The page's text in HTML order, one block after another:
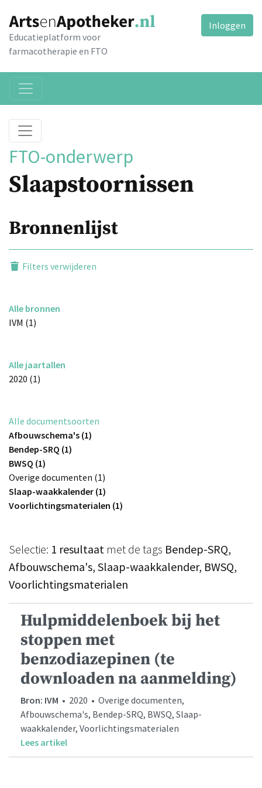
Educatieplatform voor
farmacotherapie en FTO
Inloggen
FTO-onderwerp
Slaapstoornissen
Bronnenlijst
Filters verwijderen
Alle bronnen
IVM (1)
Alle jaartallen
2020 (1)
Alle documentsoorten
Afbouwschema's (1)
Bendep-SRQ (1)
BWSQ (1)
Overige documenten (1)
Slaap-waakkalender (1)
Voorlichtingsmaterialen (1)
Selectie: 1 resultaat met de tags Bendep-SRQ,
Afbouwschema's, Slaap-waakkalender, BWSQ,
Voorlichtingsmaterialen
Hulpmiddelenboek bij het
stoppen met
benzodiazepinen (te
downloaden na aanmelding)
Bron: IVM • 2020 • Overige documenten,
Afbouwschema's, Bendep-SRQ, BWSQ, Slaap-
waakkalender, Voorlichtingsmaterialen
Lees artikel